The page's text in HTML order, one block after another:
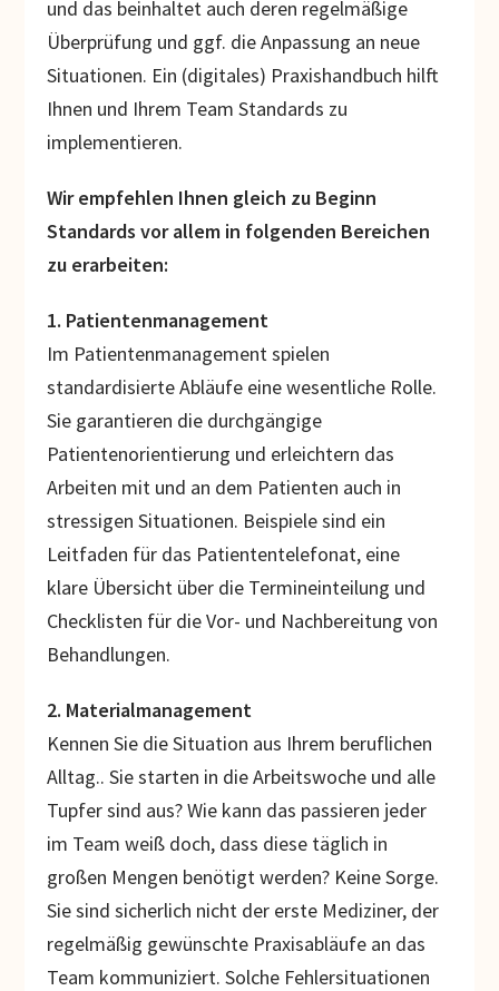
und das beinhaltet auch deren regelmäßige
Überprüfung und ggf. die Anpassung an neue
Situationen. Ein (digitales) Praxishandbuch hilft
Ihnen und Ihrem Team Standards zu
implementieren.
Wir empfehlen Ihnen gleich zu Beginn
Standards vor allem in folgenden Bereichen
zu erarbeiten:
1. Patientenmanagement
Im Patientenmanagement spielen
standardisierte Abläufe eine wesentliche Rolle.
Sie garantieren die durchgängige
Patientenorientierung und erleichtern das
Arbeiten mit und an dem Patienten auch in
stressigen Situationen. Beispiele sind ein
Leitfaden für das Patiententelefonat, eine
klare Übersicht über die Termineinteilung und
Checklisten für die Vor- und Nachbereitung von
Behandlungen.
2. Materialmanagement
Kennen Sie die Situation aus Ihrem beruflichen
Alltag.. Sie starten in die Arbeitswoche und alle
Tupfer sind aus? Wie kann das passieren jeder
im Team weiß doch, dass diese täglich in
großen Mengen benötigt werden? Keine Sorge.
Sie sind sicherlich nicht der erste Mediziner, der
regelmäßig gewünschte Praxisabläufe an das
Team kommuniziert. Solche Fehlersituationen